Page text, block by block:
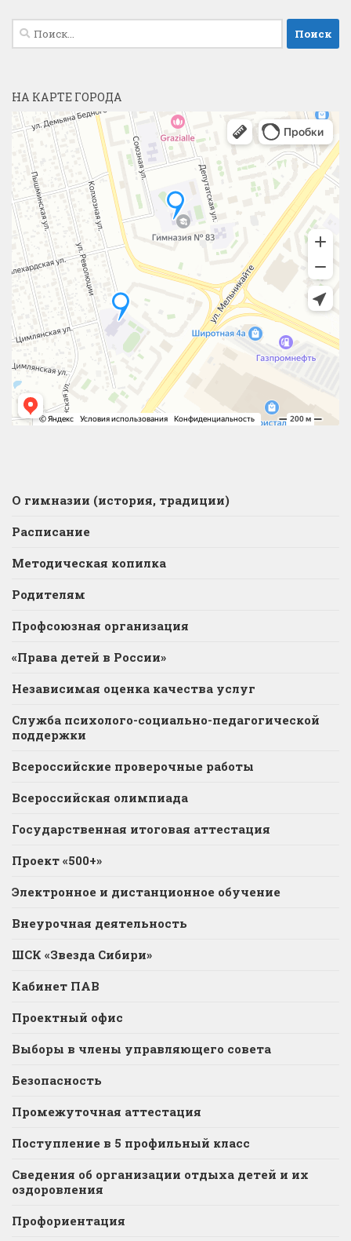
Найти:
НА КАРТЕ ГОРОДА
О гимназии (история, традиции)
Расписание
Методическая копилка
Родителям
Профсоюзная организация
«Права детей в России»
Независимая оценка качества услуг
Служба психолого-социально-педагогической
поддержки
Всероссийские проверочные работы
Всероссийская олимпиада
Государственная итоговая аттестация
Проект «500+»
Электронное и дистанционное обучение
Внеурочная деятельность
ШСК «Звезда Сибири»
Кабинет ПАВ
Проектный офис
Выборы в члены управляющего совета
Безопасность
Промежуточная аттестация
Поступление в 5 профильный класс
Сведения об организации отдыха детей и их
оздоровления
Профориентация